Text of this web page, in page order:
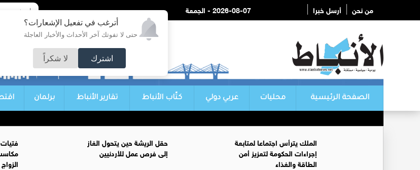
أترغب في تفعيل الإشعارات؟
حتى لا تفوتك آخر الأحداث والأخبار العاجلة
اشترك لا شكراً
من نحن أرسل خبرا 2026-08-07 - الجمعة
الصفحة الرئيسية محليات عربي دولي كتّاب الأنباط تقارير الأنباط برلمان
الملك يترأس اجتماعا لمتابعة
إجراءات الحكومة لتعزيز أمن
الطاقة والغذاء
حقل الريشة حين يتحول الغاز
إلى فرص عمل للأردنيين